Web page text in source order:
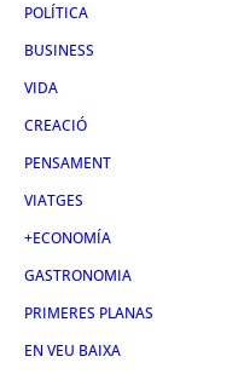
POLÍTICA
BUSINESS
VIDA
CREACIÓ
PENSAMENT
VIATGES
+ECONOMÍA
GASTRONOMIA
PRIMERES PLANAS
EN VEU BAIXA